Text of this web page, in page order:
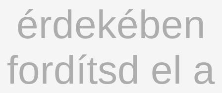
érdekében
fordítsd el a